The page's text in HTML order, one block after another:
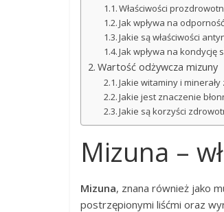
Właściwości
Jak wpływa na
Jakie są właściwości
Jak wpływa na kondycję
Wartość odżywcza mizuny
Jakie witaminy i
Jakie jest znaczenie
Jakie są korzyści
Mizuna –
Mizuna, znana również jako
postrzępionymi liśćmi oraz